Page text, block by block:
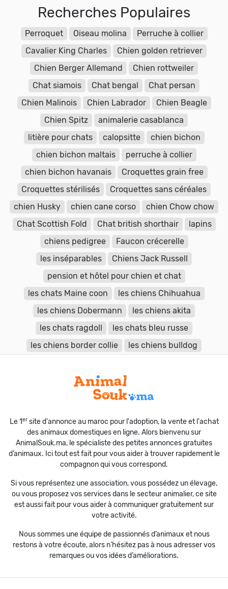
Recherches Populaires
Perroquet Oiseau molina
Perruche à collier
Cavalier King Charles
Chien golden retriever
Chien Berger Allemand
Chien rottweiler
Chat siamois
Chat bengal
Chat persan
Chien Malinois
Chien Labrador
Chien Beagle
Chien Spitz
animalerie casablanca
litière pour chats
calopsitte
chien bichon
chien bichon maltais
perruche à collier
chien bichon havanais
Croquettes grain free
Croquettes stérilisés
Croquettes sans céréales
chien Husky
chien cane corso
chien Chow chow
Chat Scottish Fold
Chat british shorthair
lapins
chiens pedigree
Faucon crécerelle
les inséparables
Chiens Jack Russell
pension et hôtel pour chien et chat
les chats Maine coon
les chiens Chihuahua
les chiens Dobermann
les chiens akita
les chats ragdoll
les chats bleu russe
les chiens border collie
les chiens bulldog
Le 1ersite d'annonce au maroc pour l'adoption, la vente et l'achat
des animaux domestiques en ligne. Alors bienvenu sur
AnimalSouk.ma, le spécialiste des petites annonces gratuites
d’animaux. Ici tout est fait pour vous aider à trouver rapidement le
compagnon qui vous correspond.
Si vous représentez une association, vous possédez un élevage,
ou vous proposez vos services dans le secteur animalier, ce site
est aussi fait pour vous aider à communiquer gratuitement sur
votre activité.
Nous sommes une équipe de passionnés d’animaux et nous
restons à votre écoute, alors n’hésitez pas à nous adresser vos
remarques ou vos idées d’améliorations.